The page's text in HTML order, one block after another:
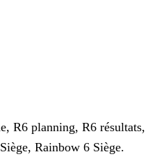
R6 planning, R6 résultats,
Rainbow 6 Siège.